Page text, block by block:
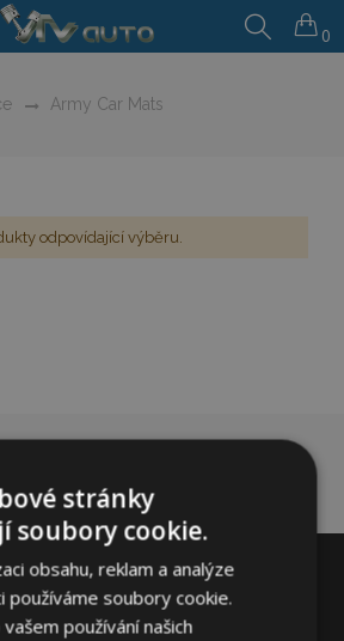
0
Army Car Mats
odpovídající výběru.
stránky
soubory cookie.
obsahu, reklam a analýze
používáme soubory cookie.
používání našich